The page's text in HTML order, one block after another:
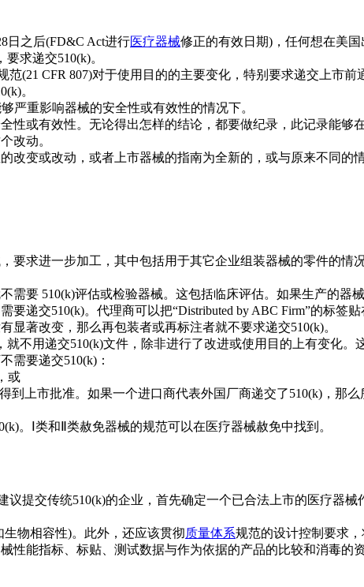
日之后(FD&C Act进行医疗器械修正的有效日期)，任何想在美国
求递交510(k)。
范(21 CFR 807)对于使用目的的主要变化，特别要求递交上市
。
严重影响器械的安全性或有效性的情况下。
性或有效性。无论得出怎样的结论，都要做纪录，此记录能够
改动。
改变或改动，或者上市器械的指南为全新的，或与原来不同的
要求进一步加工，其中包括用于其它企业组装器械的零件的
需要 510(k)评估或检验器械。这包括临床评估。如果生产的器
递交510(k)。代理商可以把“Distributed by ABC Firm”的标签
显著改变，那么再包装者或再标注者就不要求递交510(k)。
不用递交510(k)文件，除非进行了改进或使用目的上有变化。这
需要递交510(k)：
或
到上市批准。如果一个进口商代表外国厂商递交了510(k)，那
。Ⅰ类和Ⅱ类赦免器械的规范可以在医疗器械赦免中找到。
议提交传统510(k)的企业，首先确定一个已合法上市的医疗器
物相容性)。此外，还应该贯彻质量体系规范的设计控制要求
性能指标、标贴、测试数据与作为依据的产品的比较和消毒的